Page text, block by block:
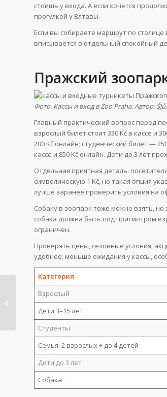
стоишь у входа. А если хочется
прогулкой у Влтавы.
Если вы собираете маршрут по
вписывается в отдельный спокойный
Пражский
Фото. Кассы и вход в Zoo Praha. Автор:
Главный практический вопрос перед
взрослый билет стоит 330 Kč в кассе и
200 Kč онлайн; студенческий билет —
кассе и 850 Kč онлайн. Дети до 3 лет
Отдельная приятная деталь:
символическую 1 Kč, но такая опция
лучше заранее проверить условия на
Собаку в зоопарк тоже можно взять,
собака должна быть под присмотром
ограничен.
Проверять цены, сезонные условия,
удобнее: меньше ожидания у кассы,
Категория
Взрослый
Дети 3–15 лет
Студенты
Семья: 2 взрослых + до 4 детей
Дети до 3 лет
Собака
Метро Гамбург 2026:
карта метро,
станции, стоимость...